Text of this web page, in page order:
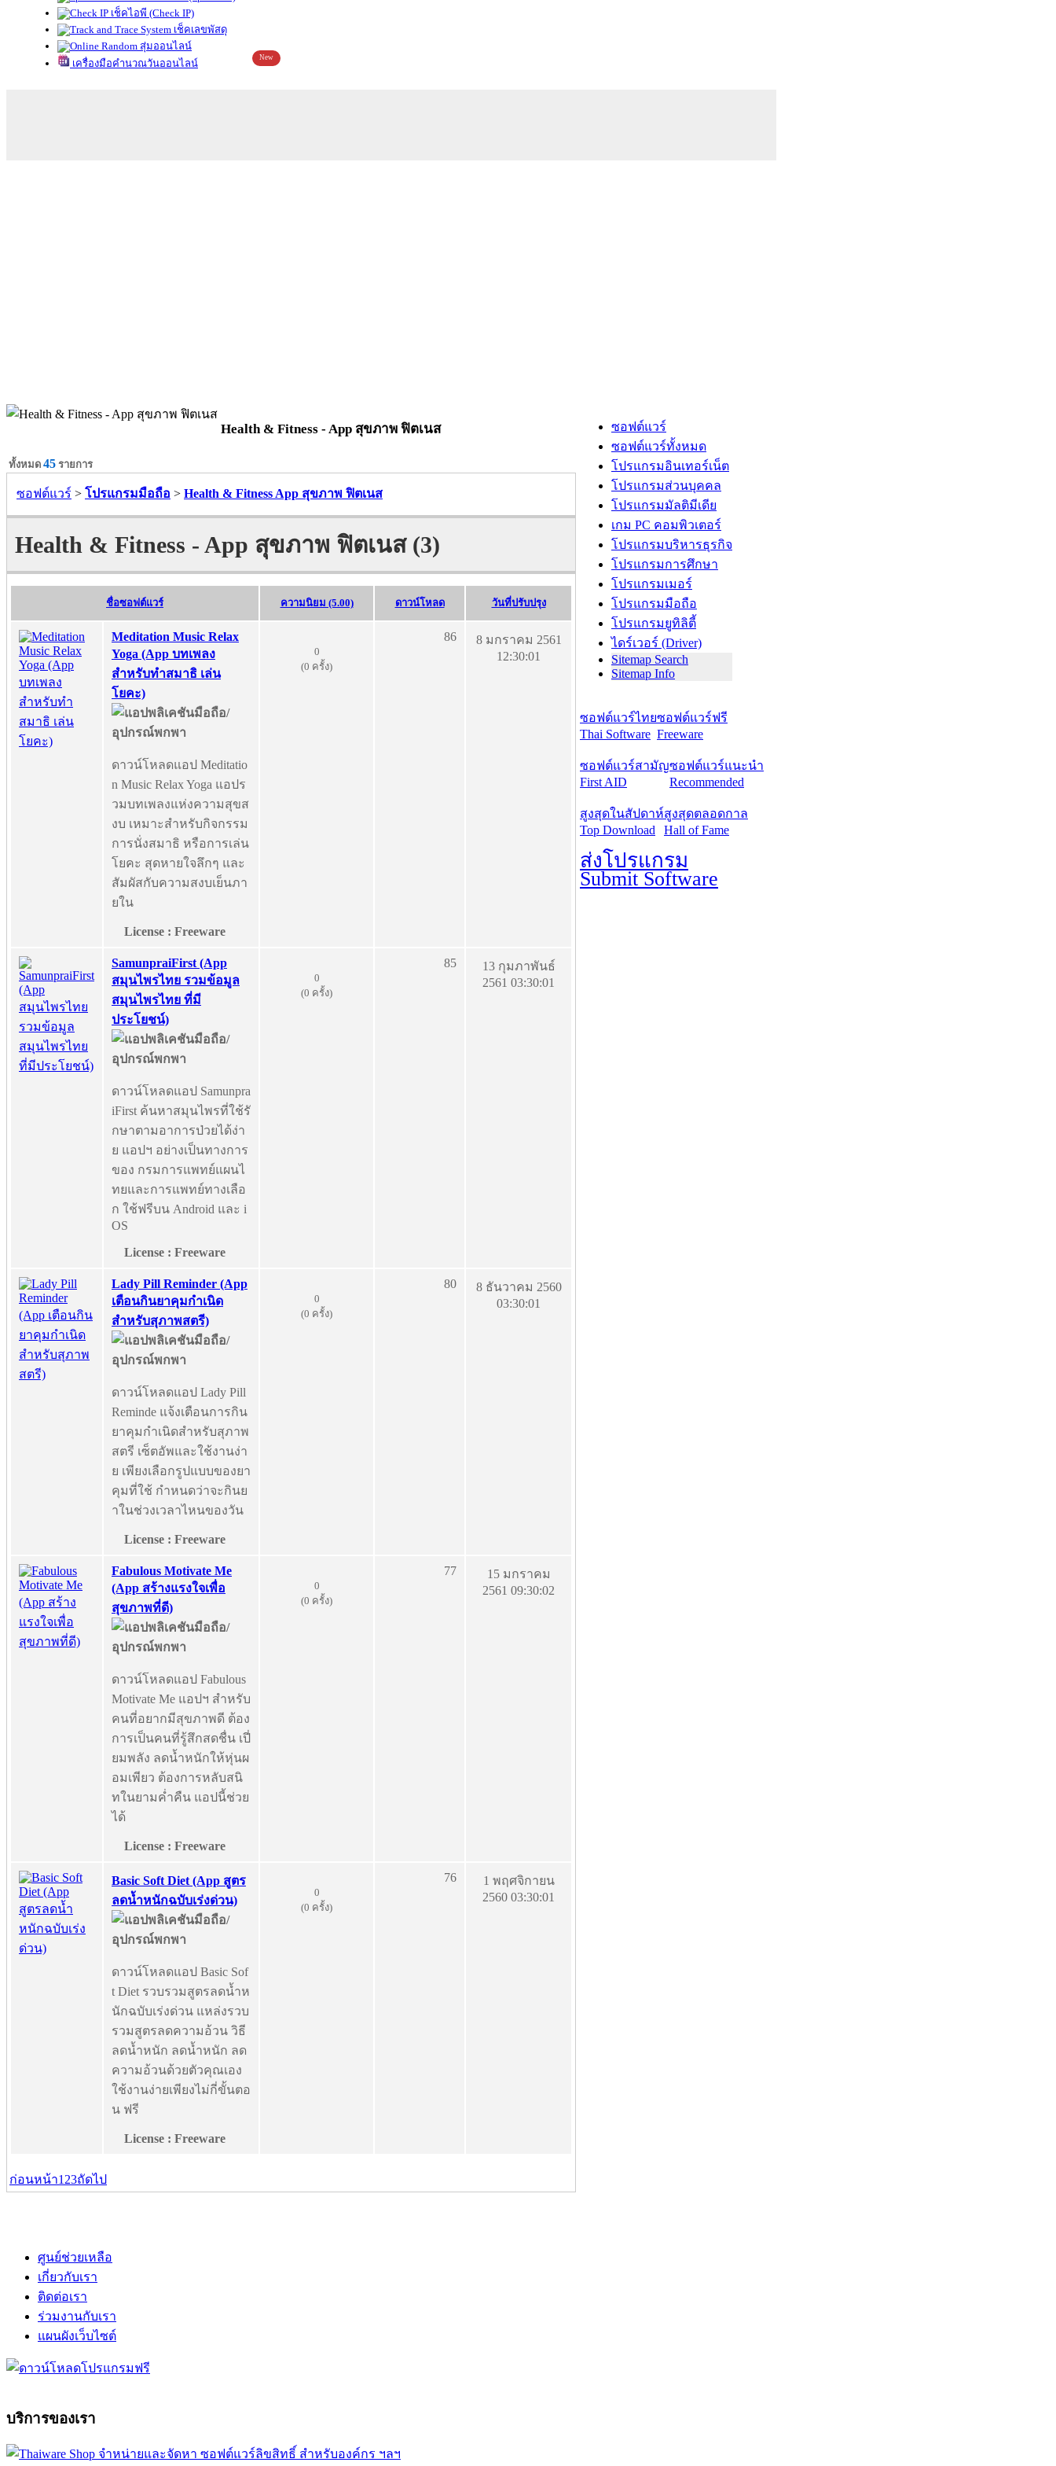
เช็คไอพี (Check IP)
เช็คเลขพัสดุ
สุ่มออนไลน์
เครื่องมือคำนวณวันออนไลน์
New
Health & Fitness - App สุขภาพ ฟิตเนส
ทั้งหมด 45 รายการ
ซอฟต์แวร์ > โปรแกรมมือถือ > Health & Fitness App สุขภาพ ฟิตเนส
Health & Fitness - App สุขภาพ ฟิตเนส (3)
ชื่อซอฟต์แวร์ ความนิยม (5.00) ดาวน์โหลด วันที่ปรับปรุง
Meditation Music Relax
Yoga (App บทเพลง
สำหรับทำสมาธิ เล่น
โยคะ)
ดาวน์โหลดแอป Meditatio
n Music Relax Yoga แอปร
วมบทเพลงแห่งความสุขส
งบ เหมาะสำหรับกิจกรรม
การนั่งสมาธิ หรือการเล่น
โยคะ สุดหายใจลึกๆ และ
สัมผัสกับความสงบเย็นภา
ยใน
License : Freeware
0
(0 ครั้ง)
86
8 มกราคม 2561
12:30:01
SamunpraiFirst (App
สมุนไพรไทย รวมข้อมูล
สมุนไพรไทย ที่มี
ประโยชน์)
ดาวน์โหลดแอป Samunpra
iFirst ค้นหาสมุนไพรที่ใช้รั
กษาตามอาการป่วยได้ง่า
ย แอปฯ อย่างเป็นทางการ
ของ กรมการแพทย์แผนไ
ทยและการแพทย์ทางเลือ
ก ใช้ฟรีบน Android และ i
OS
License : Freeware
0
(0 ครั้ง)
85
13 กุมภาพันธ์
2561 03:30:01
Lady Pill Reminder (App
เตือนกินยาคุมกำเนิด
สำหรับสุภาพสตรี)
ดาวน์โหลดแอป Lady Pill
Reminde แจ้งเตือนการกิน
ยาคุมกำเนิดสำหรับสุภาพ
สตรี เซ็ตอัพและใช้งานง่า
ย เพียงเลือกรูปแบบของยา
คุมที่ใช้ กำหนดว่าจะกินย
าในช่วงเวลาไหนของวัน
License : Freeware
0
(0 ครั้ง)
80
8 ธันวาคม 2560
03:30:01
Fabulous Motivate Me
(App สร้างแรงใจเพื่อ
สุขภาพที่ดี)
ดาวน์โหลดแอป Fabulous
Motivate Me แอปฯ สำหรับ
คนที่อยากมีสุขภาพดี ต้อง
การเป็นคนที่รู้สึกสดชื่น เปี่
ยมพลัง ลดน้ำหนักให้หุ่นผ
อมเพียว ต้องการหลับสนิ
ทในยามค่ำคืน แอปนี้ช่วย
ได้
License : Freeware
0
(0 ครั้ง)
77
15 มกราคม
2561 09:30:02
Basic Soft Diet (App สูตร
ลดน้ำหนักฉบับเร่งด่วน)
ดาวน์โหลดแอป Basic Sof
t Diet รวบรวมสูตรลดน้ำห
นักฉบับเร่งด่วน แหล่งรวบ
รวมสูตรลดความอ้วน วิธี
ลดน้ำหนัก ลดน้ำหนัก ลด
ความอ้วนด้วยตัวคุณเอง
ใช้งานง่ายเพียงไม่กี่ขั้นตอ
น ฟรี
License : Freeware
0
(0 ครั้ง)
76
1 พฤศจิกายน
2560 03:30:01
ก่อนหน้า1 23ถัดไป
ซอฟต์แวร์
ซอฟต์แวร์ทั้งหมด
โปรแกรมอินเทอร์เน็ต
โปรแกรมส่วนบุคคล
โปรแกรมมัลติมีเดีย
เกม PC คอมพิวเตอร์
โปรแกรมบริหารธุรกิจ
โปรแกรมการศึกษา
โปรแกรมเมอร์
โปรแกรมมือถือ
โปรแกรมยูทิลิตี้
ไดร์เวอร์ (Driver)
Sitemap Search
Sitemap Info
ซอฟต์แวร์ไทย
Thai Software
ซอฟต์แวร์ฟรี
Freeware
ซอฟต์แวร์สามัญ
First AID
ซอฟต์แวร์แนะนำ
Recommended
สูงสุดในสัปดาห์
Top Download
สูงสุดตลอดกาล
Hall of Fame
ส่งโปรแกรม
Submit Software
ศูนย์ช่วยเหลือ
เกี่ยวกับเรา
ติดต่อเรา
ร่วมงานกับเรา
แผนผังเว็บไซต์
บริการของเรา